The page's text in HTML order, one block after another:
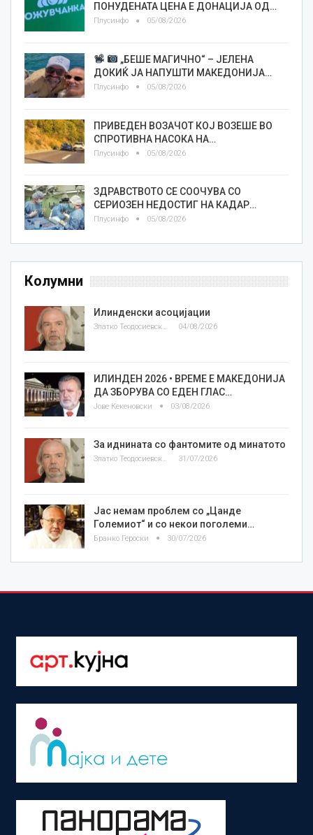
ПОНУДЕНАТА ЦЕНА Е ДОНАЦИЈА ОД…
Плусинфо 05/08/2026
„БЕШЕ МАГИЧНО“ – ЈЕЛЕНА
ДОКИЌ ЈА НАПУШТИ МАКЕДОНИЈА…
Плусинфо 05/08/2026
ПРИВЕДЕН ВОЗАЧОТ КОЈ ВОЗЕШЕ ВО
СПРОТИВНА НАСОКА НА…
Плусинфо 05/08/2026
ЗДРАВСТВОТО СЕ СООЧУВА СО
СЕРИОЗЕН НЕДОСТИГ НА КАДАР…
Плусинфо 05/08/2026
Колумни
Илинденски асоцијации
Златко Теодосиевски 04/08/2026
ИЛИНДЕН 2026 • ВРЕМЕ Е МАКЕДОНИЈА
ДА ЗБОРУВА СО ЕДЕН ГЛАС…
Јове Кекеновски 03/08/2026
За иднината со фантомите од минатото
Златко Теодосиевски 31/07/2026
Јас немам проблем со „Цанде
Големиот“ и со некои поголеми…
Бранко Героски 30/07/2026